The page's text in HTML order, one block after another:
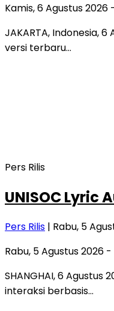
Kamis, 6 Agustus 2026
JAKARTA, Indonesia,
versi terbaru…
Pers Rilis
UNISOC
Pers Rilis | Rabu, 5
Rabu, 5 Agustus 2026 -
SHANGHAI, 6
interaksi berbasis…